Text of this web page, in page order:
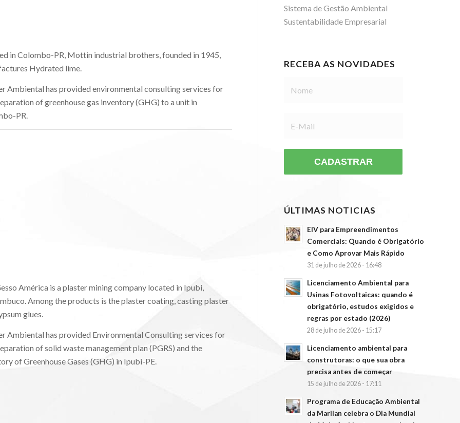
in Colombo-PR, Mottin industrial brothers, founded in 1945,
Hydrated lime.
Ambiental has provided environmental consulting services for
of greenhouse gas inventory (GHG) to a unit in
PR.
América is a plaster mining company located in Ipubi,
Among the products is the plaster coating, casting plaster
glues.
Ambiental has provided Environmental Consulting services for
of solid waste management plan (PGRS) and the
of Greenhouse Gases (GHG) in Ipubi-PE.
Sistema de Gestão Ambiental
Sustentabilidade Empresarial
RECEBA AS NOVIDADES
ÚLTIMAS NOTICIAS
EIV para Empreendimentos
Comerciais: Quando é Obrigatório
e Como Aprovar Mais Rápido
31 de julho de 2026 - 16:48
Licenciamento Ambiental para
Usinas Fotovoltaicas: quando é
obrigatório, estudos exigidos e
regras por estado (2026)
28 de julho de 2026 - 15:17
Licenciamento ambiental para
construtoras: o que sua obra
precisa antes de começar
15 de julho de 2026 - 17:11
Programa de Educação Ambiental
da Marilan celebra o Dia Mundial